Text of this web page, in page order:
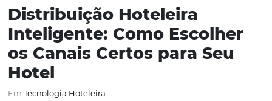
Distribuição Hoteleira
Inteligente: Como